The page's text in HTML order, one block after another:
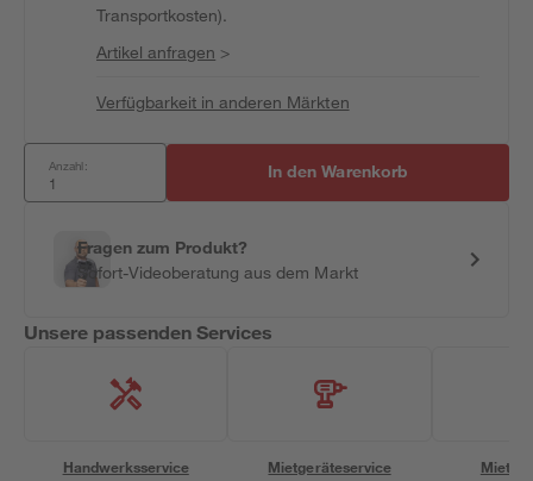
Transportkosten).
Artikel anfragen >
Verfügbarkeit in anderen Märkten
Anzahl: In den Warenkorb
Fragen zum Produkt?
Sofort-Videoberatung aus dem Markt
Unsere passenden Services
Handwerksservice Mietgeräteservice